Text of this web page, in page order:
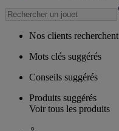
Nos clients
Mots clés suggérés
Conseils suggérés
Produits suggérés
Voir tous les produits